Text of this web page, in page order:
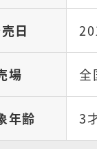
日
場 全
年齢 3